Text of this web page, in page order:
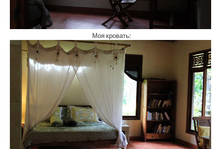
Моя кровать: